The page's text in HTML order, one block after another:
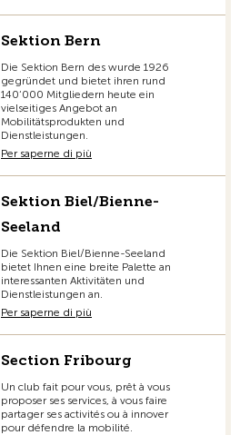
Sektion Bern
Die Sektion Bern des wurde 1926
gegründet und bietet ihren rund
140‘000 Mitgliedern heute ein
vielseitiges Angebot an
Mobilitätsprodukten und
Dienstleistungen.
Per saperne di più
Sektion Biel/Bienne-
Seeland
Die Sektion Biel/Bienne-Seeland
bietet Ihnen eine breite Palette an
interessanten Aktivitäten und
Dienstleistungen an.
Per saperne di più
Section Fribourg
Un club fait pour vous, prêt à vous
proposer ses services, à vous faire
partager ses activités ou à innover
pour défendre la mobilité.